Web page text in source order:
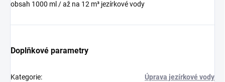
obsah 1000 ml / až na 12 m³ jezírkové vody
Doplňkové parametry
Kategorie: Úprava jezírkové vody